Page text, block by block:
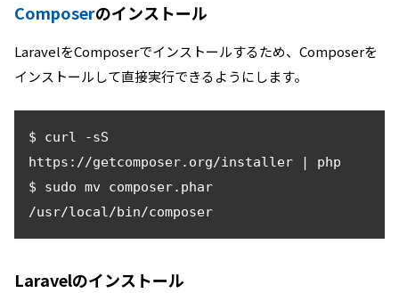
Composerのインストール
LaravelをComposerでインストールするため、Composerを
インストールして直接実行できるようにします。
$ curl -sS
https://getcomposer.org/installer | php
$ sudo mv composer.phar
/usr/local/bin/composer
Laravelのインストール